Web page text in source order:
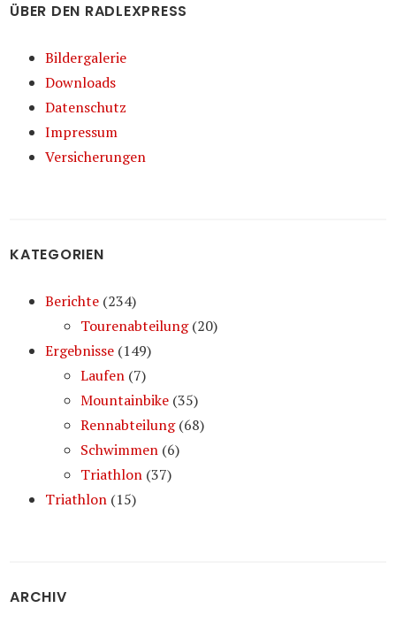
ÜBER DEN RADLEXPRESS
Bildergalerie
Downloads
Datenschutz
Impressum
Versicherungen
KATEGORIEN
Berichte (234)
Tourenabteilung(20)
Ergebnisse (149)
Laufen (7)
Mountainbike (35)
Rennabteilung(68)
Schwimmen (6)
Triathlon (37)
Triathlon (15)
ARCHIV